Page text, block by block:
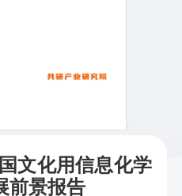
文化用信息化学
前景报告